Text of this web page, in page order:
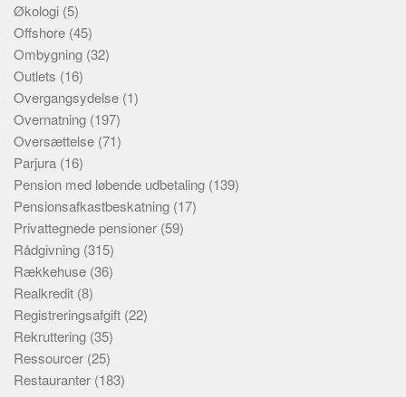
Økologi (5)
Offshore (45)
Ombygning (32)
Outlets (16)
Overgangsydelse (1)
Overnatning (197)
Oversættelse (71)
Parjura (16)
Pension med løbende udbetaling (139)
Pensionsafkastbeskatning (17)
Privattegnede pensioner (59)
Rådgivning (315)
Rækkehuse (36)
Realkredit (8)
Registreringsafgift (22)
Rekruttering (35)
Ressourcer (25)
Restauranter (183)